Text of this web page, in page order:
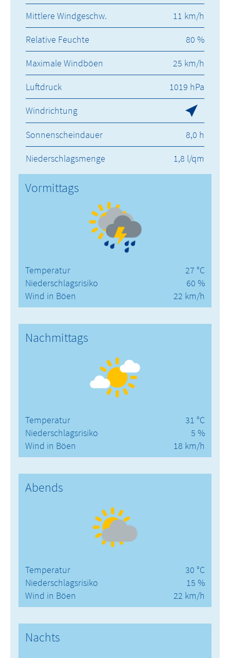
Mittlere Windgeschw.
11 km/h
Relative Feuchte
80 %
Maximale Windböen
25 km/h
Luftdruck
1019 hPa
Windrichtung
Sonnenscheindauer
8,0 h
Niederschlagsmenge
1,8 l/qm
Vormittags
Temperatur
Niederschlagsrisiko
Wind in Böen
27 °C
60 %
22 km/h
Nachmittags
Temperatur
Niederschlagsrisiko
Wind in Böen
31 °C
5 %
18 km/h
Abends
Temperatur
Niederschlagsrisiko
Wind in Böen
30 °C
15 %
22 km/h
Nachts